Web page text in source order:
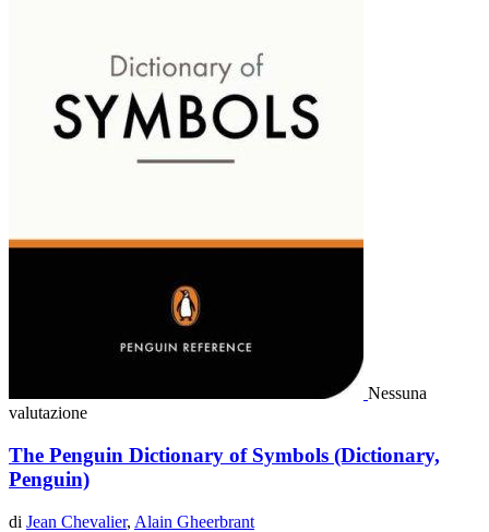
Nessuna
valutazione
The Penguin Dictionary of Symbols (Dictionary,
Penguin)
di Jean Chevalier, Alain Gheerbrant